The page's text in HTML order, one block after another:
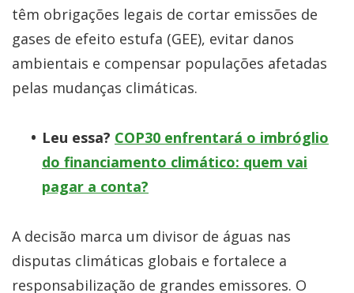
têm obrigações legais de cortar emissões de
gases de efeito estufa (GEE), evitar danos
ambientais e compensar populações afetadas
pelas mudanças climáticas.
Leu essa? COP30 enfrentará o imbróglio
do financiamento climático: quem vai
pagar a conta?
A decisão marca um divisor de águas nas
disputas climáticas globais e fortalece a
responsabilização de grandes emissores. O